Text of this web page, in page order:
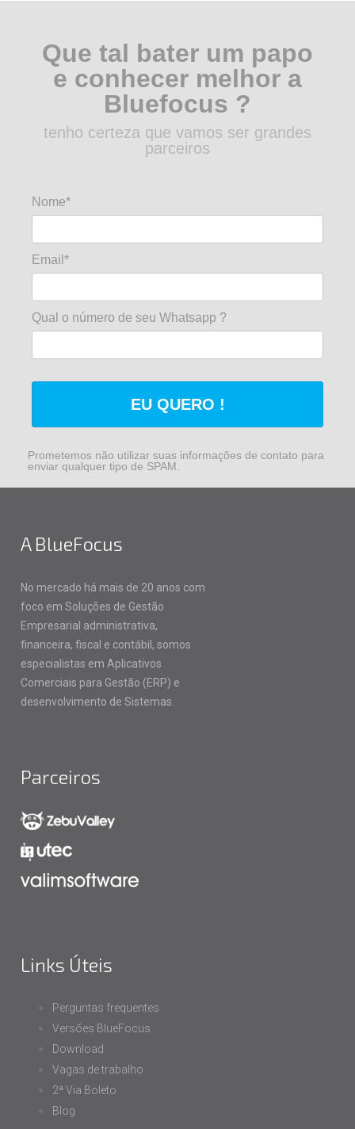
Que tal bater um papo
e conhecer melhor a
Bluefocus ?
tenho certeza que vamos ser grandes
parceiros
Nome*
Email*
Qual o número de seu Whatsapp ?
EU QUERO !
Prometemos não utilizar suas informações de contato para
enviar qualquer tipo de SPAM.
A BlueFocus
No mercado há mais de 20 anos com
foco em Soluções de Gestão
Empresarial administrativa,
financeira, fiscal e contábil, somos
especialistas em Aplicativos
Comerciais para Gestão (ERP) e
desenvolvimento de Sistemas.
Parceiros
Links Úteis
Perguntas frequentes
Versões BlueFocus
Download
Vagas de trabalho
2ª Via Boleto
Blog